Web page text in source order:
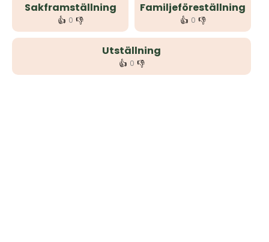
Sakframställning
👍 0 👎
Familjeföreställning
👍 0 👎
Utställning
👍 0 👎